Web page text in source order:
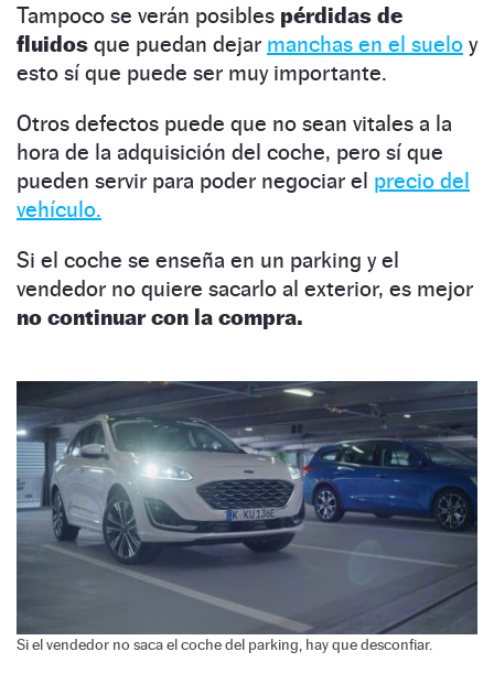
Tampoco se verán posibles pérdidas de
fluidos que puedan dejar manchas en el suelo y
esto sí que puede ser muy importante.
Otros defectos puede que no sean vitales a la
hora de la adquisición del coche, pero sí que
pueden servir para poder negociar el precio del
vehículo.
Si el coche se enseña en un parking y el
vendedor no quiere sacarlo al exterior, es mejor
no continuar con la compra.
Si el vendedor no saca el coche del parking, hay que desconfiar.